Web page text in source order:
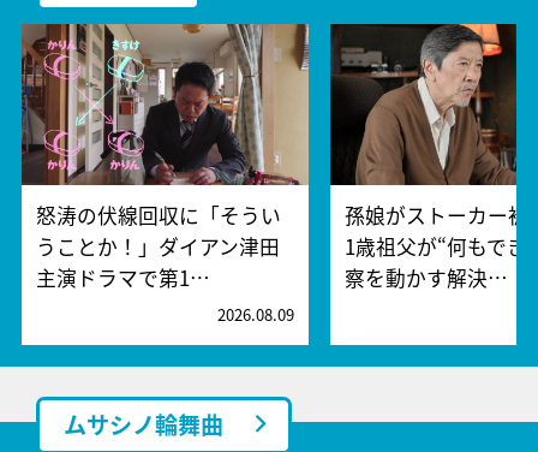
怒涛の伏線回収に「そうい
うことか！」ダイアン津田
主演ドラマで第1…
2026.08.09
孫娘がストーカー
1歳祖父が“何もでき
察を動かす解決…
ムサシノ輪舞曲